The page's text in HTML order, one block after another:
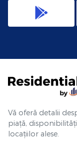
Vă oferă detalii
piață,
locațiilor alese.